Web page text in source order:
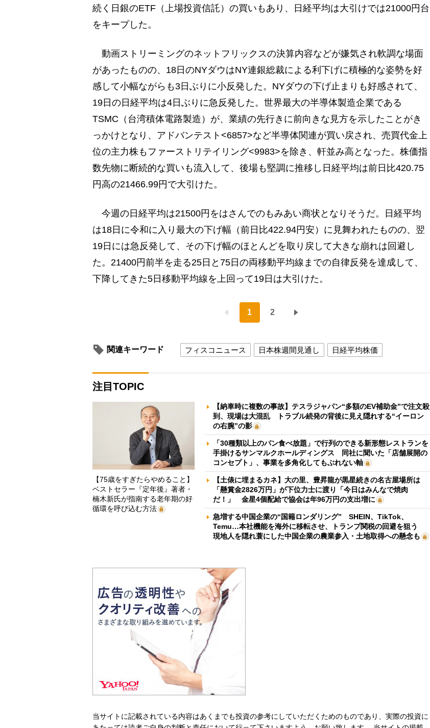
続く日銀のETF（上場投資信託）の買いもあり、日経平均は大引けでは21000円台
をキープした。
動画ストリーミングのネットフリックスの決算内容などが嫌気され軟調な場面
があったものの、18日のNYダウはNY連銀総裁による利下げに積極的な姿勢を好
感して小幅ながらも3日ぶりに小反発した。NYダウの下げ止まりも好感されて、
19日の日経平均は4日ぶりに急反発した。世界最大の半導体製造企業である
TSMC（台湾積体電路製造）が、業績の先行きに前向きな見方を示したことがき
っかけとなり、アドバンテスト<6857>など半導体関連が買い戻され、売買代金上
位の主力株もファーストリテイリング<9983>を除き、軒並み高となった。株価指
数先物に断続的な買いも流入して、後場も堅調に推移し日経平均は前日比420.75
円高の21466.99円で大引けた。
今週の日経平均は21500円をはさんでのもみあい商状となりそうだ。日経平均
は18日に令和に入り最大の下げ幅（前日比422.94円安）に見舞われたものの、翌
19日には急反発して、その下げ幅のほとんどを取り戻して大きな崩れは回避し
た。21400円前半を走る25日と75日の両移動平均線までの自律反発を達成して、
下降してきた5日移動平均線を上回って19日は大引けた。
1 2
関連キーワード フィスコニュース 日本株週間見通し 日経平均株価
注目TOPIC
【75歳をすぎたらやめること】
ベストセラー『定年後』著者・
楠木新氏が指南する老年期の好
循環を呼び込む方法
【納車時に複数の事故】テスラジャパン“多額のEV補助金”で注文殺
到、現場は大混乱 トラブル続発の背後に見え隠れする“イーロン
の右腕”の影
「30種類以上のパン食べ放題」で行列のできる新形態レストランを
手掛けるサンマルクホールディングス 同社に聞いた「店舗展開の
コンセプト」、事業を多角化してもぶれない軸
【土俵に埋まるカネ】大の里、豊昇龍が黒星続きの名古屋場所は
「懸賞金2826万円」が下位力士に渡り「今日はみんなで焼肉
だ！」 金星4個配給で協会は年96万円の支出増に
急増する中国企業の“国籍ロンダリング” SHEIN、TikTok、
Temu…本社機能を海外に移転させ、トランプ関税の回避を狙う
現地人を隠れ蓑にした中国企業の農業参入・土地取得への懸念も
当サイトに記載されている内容はあくまでも投資の参考にしていただくためのものであり、実際の投資に